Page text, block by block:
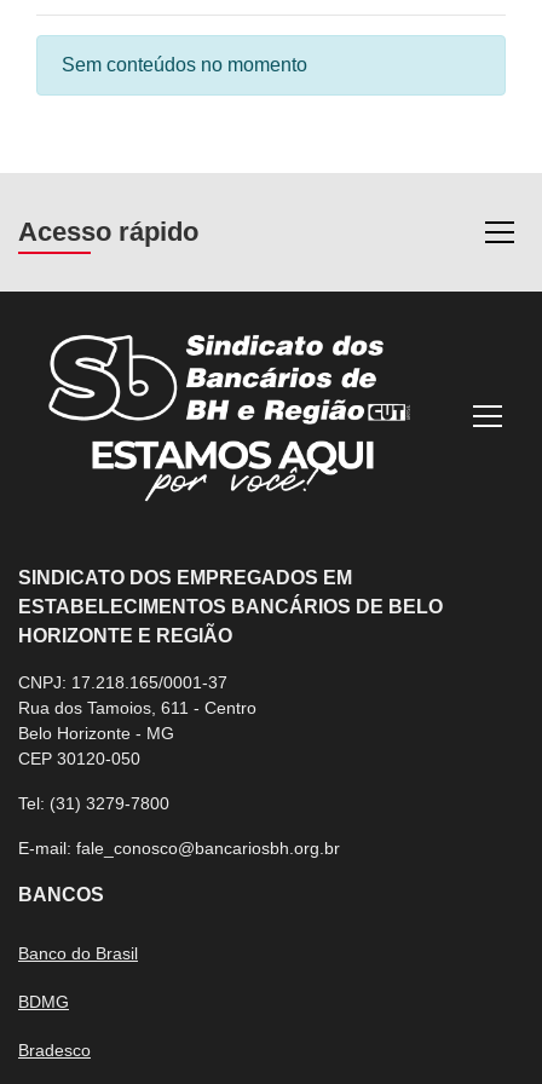
Sem conteúdos no momento
Acesso rápido
SINDICATO DOS EMPREGADOS EM
ESTABELECIMENTOS BANCÁRIOS DE BELO
HORIZONTE E REGIÃO
CNPJ: 17.218.165/0001-37
Rua dos Tamoios, 611 - Centro
Belo Horizonte - MG
CEP 30120-050
Tel: (31) 3279-7800
E-mail: fale_conosco@bancariosbh.org.br
BANCOS
Banco do Brasil
BDMG
Bradesco